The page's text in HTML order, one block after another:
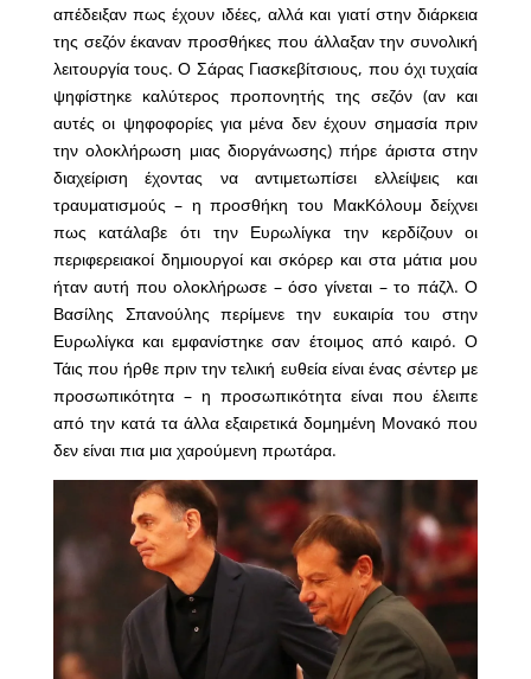
απέδειξαν πως έχουν ιδέες, αλλά και γιατί στην διάρκεια
της σεζόν έκαναν προσθήκες που άλλαξαν την συνολική
λειτουργία τους. Ο Σάρας Γιασκεβίτσιους, που όχι τυχαία
ψηφίστηκε καλύτερος προπονητής της σεζόν (αν και
αυτές οι ψηφοφορίες για μένα δεν έχουν σημασία πριν
την ολοκλήρωση μιας διοργάνωσης) πήρε άριστα στην
διαχείριση έχοντας να αντιμετωπίσει ελλείψεις και
τραυματισμούς – η προσθήκη του ΜακΚόλουμ δείχνει
πως κατάλαβε ότι την Ευρωλίγκα την κερδίζουν οι
περιφερειακοί δημιουργοί και σκόρερ και στα μάτια μου
ήταν αυτή που ολοκλήρωσε – όσο γίνεται – το πάζλ. Ο
Βασίλης Σπανούλης περίμενε την ευκαιρία του στην
Ευρωλίγκα και εμφανίστηκε σαν έτοιμος από καιρό. Ο
Τάις που ήρθε πριν την τελική ευθεία είναι ένας σέντερ με
προσωπικότητα – η προσωπικότητα είναι που έλειπε
από την κατά τα άλλα εξαιρετικά δομημένη Μονακό που
δεν είναι πια μια χαρούμενη πρωτάρα.